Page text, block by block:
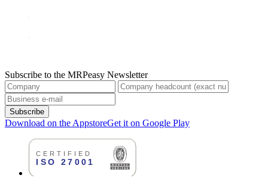
Subscribe to the MRPeasy Newsletter
Subscribe
Download on the AppstoreGet it on Google Play